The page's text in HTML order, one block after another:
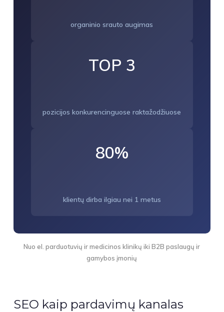
organinio srauto augimas
TOP 3
pozicijos konkurencinguose raktažodžiuose
80%
klientų dirba ilgiau nei 1 metus
Nuo el. parduotuvių ir medicinos klinikų iki B2B paslaugų ir
gamybos įmonių
SEO kaip pardavimų kanalas